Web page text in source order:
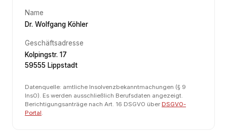
Name
Dr. Wolfgang Köhler
Geschäftsadresse
Kolpingstr. 17
59555 Lippstadt
Datenquelle: amtliche Insolvenzbekanntmachungen (§ 9
InsO). Es werden ausschließlich Berufsdaten angezeigt.
Berichtigungsanträge nach Art. 16 DSGVO über DSGVO-
Portal.